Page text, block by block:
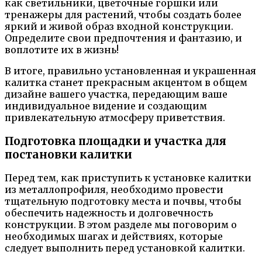
как светильники, цветочные горшки или
тренажеры для растений, чтобы создать более
яркий и живой образ входной конструкции.
Определите свои предпочтения и фантазию, и
воплотите их в жизнь!
В итоге, правильно установленная и украшенная
калитка станет прекрасным акцентом в общем
дизайне вашего участка, передающим ваше
индивидуальное видение и создающим
привлекательную атмосферу приветствия.
Подготовка площадки и участка для
постановки калитки
Перед тем, как приступить к установке калитки
из металлопрофиля, необходимо провести
тщательную подготовку места и почвы, чтобы
обеспечить надежность и долговечность
конструкции. В этом разделе мы поговорим о
необходимых шагах и действиях, которые
следует выполнить перед установкой калитки.